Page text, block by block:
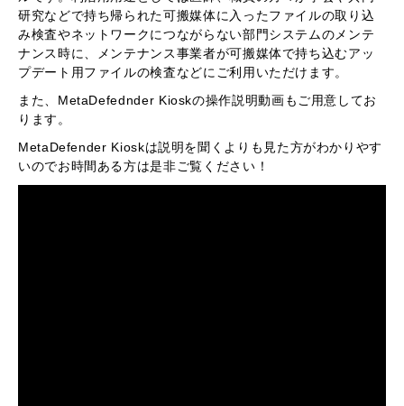
研究などで持ち帰られた可搬媒体に入ったファイルの取り込
み検査やネットワークにつながらない部門システムのメンテ
ナンス時に、メンテナンス事業者が可搬媒体で持ち込むアッ
プデート用ファイルの検査などにご利用いただけます。
また、MetaDefednder Kioskの操作説明動画もご用意してお
ります。
MetaDefender Kioskは説明を聞くよりも見た方がわかりやす
いのでお時間ある方は是非ご覧ください！